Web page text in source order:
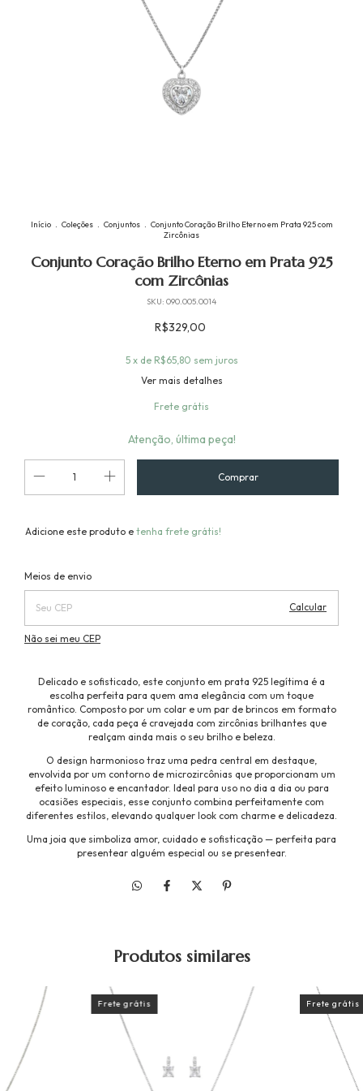
Início . Coleções . Conjuntos . Conjunto Coração Brilho Eterno em Prata 925 com
Zircônias
Conjunto Coração Brilho Eterno em Prata 925
com Zircônias
SKU: 090.005.0014
R$329,00
5 x de R$65,80 sem juros
Ver mais detalhes
Frete grátis
Atenção, última peça!
Adicione este produto e tenha frete grátis!
Entregas para o CEP:
Meios de envio
Calcular
Não sei meu CEP
Delicado e sofisticado, este conjunto em prata 925 legítima é a
escolha perfeita para quem ama elegância com um toque
romântico. Composto por um colar e um par de brincos em formato
de coração, cada peça é cravejada com zircônias brilhantes que
realçam ainda mais o seu brilho e beleza.
O design harmonioso traz uma pedra central em destaque,
envolvida por um contorno de microzircônias que proporcionam um
efeito luminoso e encantador. Ideal para uso no dia a dia ou para
ocasiões especiais, esse conjunto combina perfeitamente com
diferentes estilos, elevando qualquer look com charme e delicadeza.
Uma joia que simboliza amor, cuidado e sofisticação — perfeita para
presentear alguém especial ou se presentear.
Produtos similares
Frete grátis Frete grátis